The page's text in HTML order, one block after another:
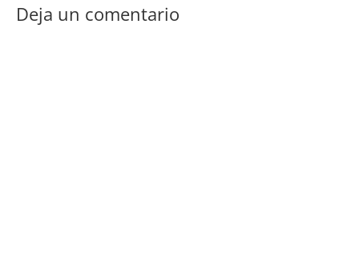
Deja un comentario